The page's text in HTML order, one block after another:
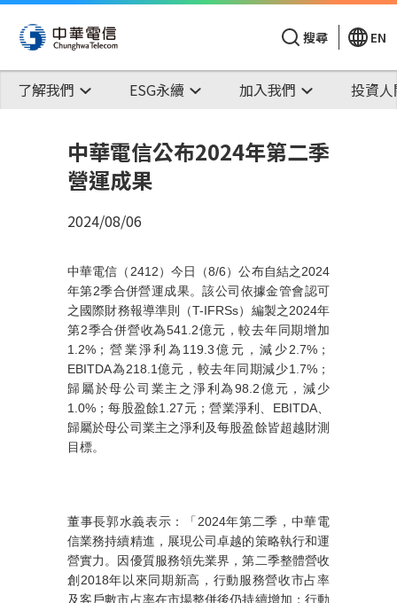
搜尋 EN
了解我們 ESG永續 加入我們 投資
中華電信公布2024年第二季
營運成果
2024/08/06
中華電信（ 2412）今日（8/6）公布自結之2024
年第2季合併營運成果。該公司 依據金管會認可
之國際財務報導準則（T-IFRSs） 編製之2024年
第2季合併營收為541.2億元，較去年同期增加
1.2% ；營業淨利為 119.3億元，減少2.7% ；
EBITDA為218.1億元，較去年同期減少1.7% ；
歸屬於母公司業主之淨利為98.2億元，減少
1.0% ；每股盈餘1.27元；營業淨利、 EBITDA、
歸屬於母公司業主之淨利及每股盈餘皆超越財測
目標。
董事長郭水義表示：「 2024年第二季，中華電
信業務持續精進，展現公司卓越的策略執行和運
營實力。因優質服務領先業界，第二季整體營收
創 2018年以來同期新高，行動服務營收市占率
及客戶數市占率在市場整併後仍持續增加；行動